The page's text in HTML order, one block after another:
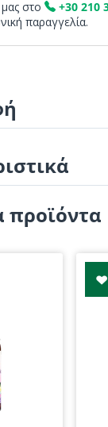
στο
+30 210
παραγγελία.
προϊόντα